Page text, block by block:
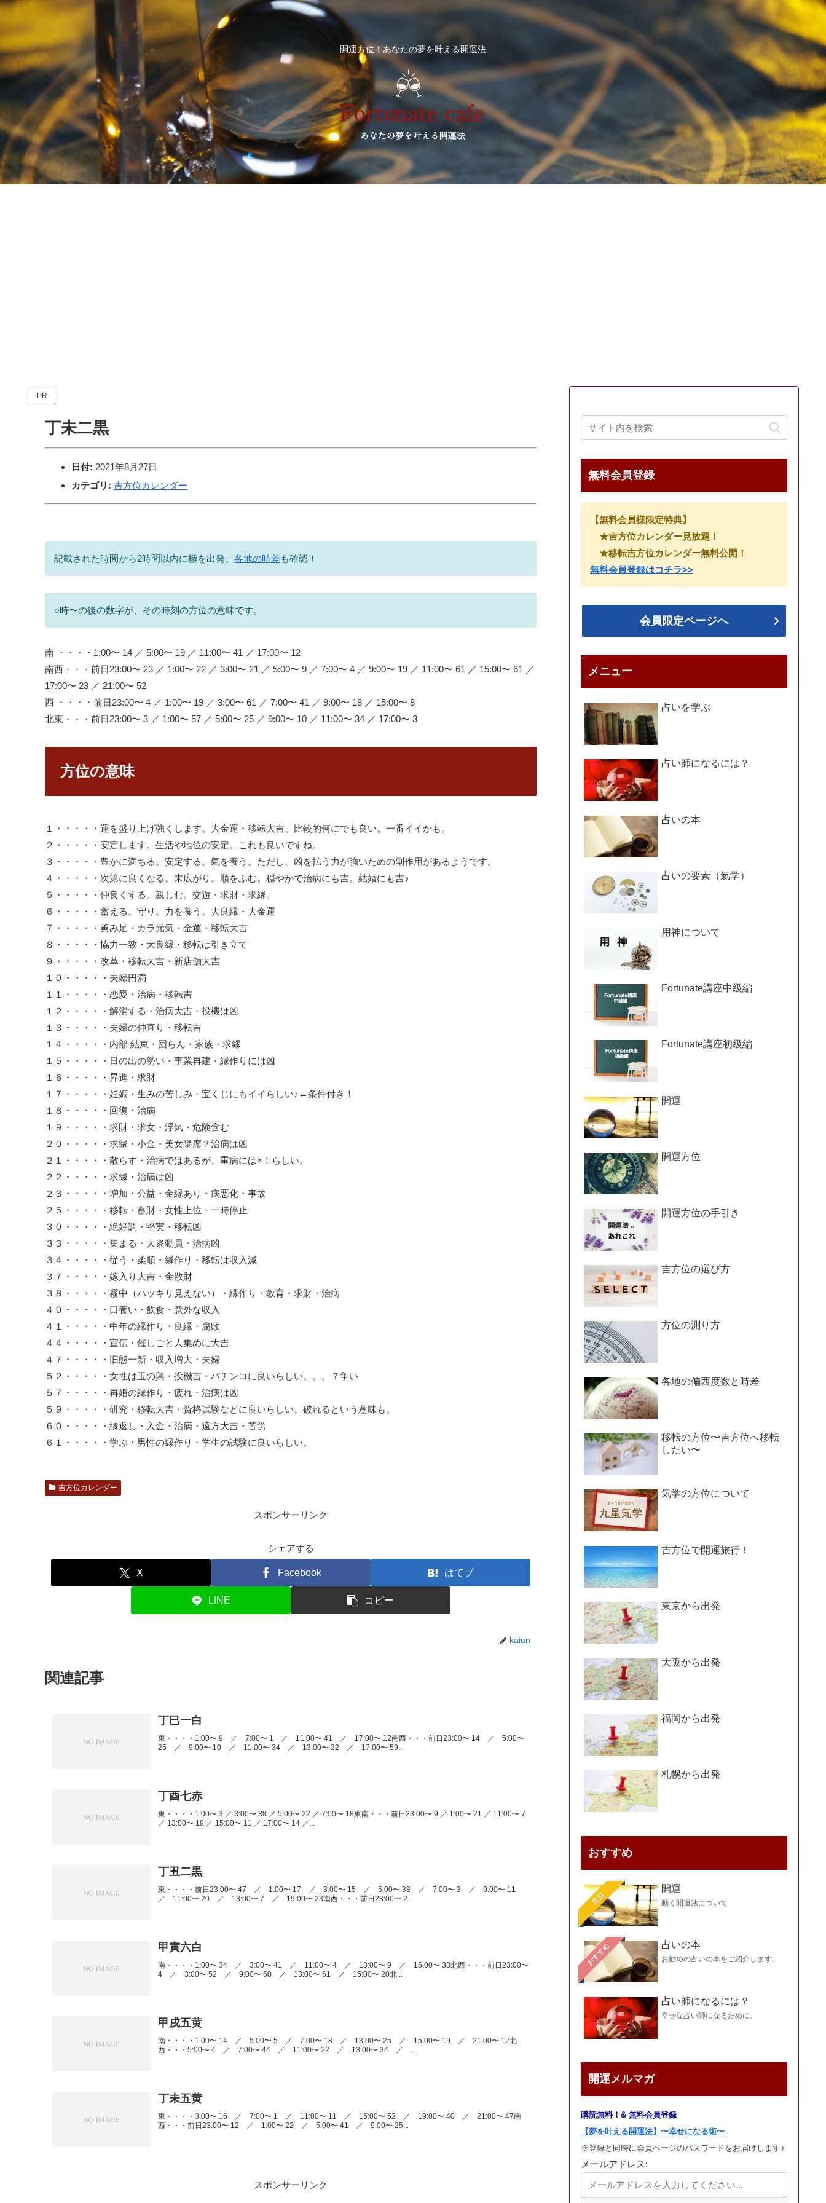
開運方位！あなたの夢を叶える開運法
PR
丁未二黒
日付: 2021年8月27日
カテゴリ: 吉方位カレンダー
記載された時間から2時間以内に極を出発。 各地の時差も確認！
○時〜の後の数字が、その時刻の方位の意味です。
南 ・・・・1:00〜 14 ／ 5:00〜 19 ／ 11:00〜 41 ／ 17:00〜 12
南西・・・前日23:00〜 23 ／ 1:00〜 22 ／ 3:00〜 21 ／ 5:00〜 9 ／ 7:00〜 4 ／ 9:00〜 19 ／ 11:00〜 61 ／ 15:00〜 61 ／
17:00〜 23 ／ 21:00〜 52
西 ・・・・前日23:00〜 4 ／ 1:00〜 19 ／ 3:00〜 61 ／ 7:00〜 41 ／ 9:00〜 18 ／ 15:00〜 8
北東・・・前日23:00〜 3 ／ 1:00〜 57 ／ 5:00〜 25 ／ 9:00〜 10 ／ 11:00〜 34 ／ 17:00〜 3
方位の意味
１・・・・・運を盛り上げ強くします。大金運・移転大吉、比較的何にでも良い。一番イイかも。
２・・・・・安定します。生活や地位の安定。これも良いですね。
３・・・・・豊かに満ちる。安定する。氣を養う。ただし、凶を払う力が強いための副作用があるようです。
４・・・・・次第に良くなる。末広がり。順をふむ。穏やかで治病にも吉。結婚にも吉♪
５・・・・・仲良くする。親しむ。交遊・求財・求縁。
６・・・・・蓄える。守り。力を養う。大良縁・大金運
７・・・・・勇み足・カラ元気・金運・移転大吉
８・・・・・協力一致・大良縁・移転は引き立て
９・・・・・改革・移転大吉・新店舗大吉
１０・・・・・夫婦円満
１１・・・・・恋愛・治病・移転吉
１２・・・・・解消する・治病大吉・投機は凶
１３・・・・・夫婦の仲直り・移転吉
１４・・・・・内部 結束・団らん・家族・求縁
１５・・・・・日の出の勢い・事業再建・縁作りには凶
１６・・・・・昇進・求財
１７・・・・・妊娠・生みの苦しみ・宝くじにもイイらしい♪←条件付き！
１８・・・・・回復・治病
１９・・・・・求財・求女・浮気・危険含む
２０・・・・・求縁・小金・美女隣席？治病は凶
２１・・・・・散らす・治病ではあるが、重病には×！らしい。
２２・・・・・求縁・治病は凶
２３・・・・・増加・公益・金縁あり・病悪化・事故
２５・・・・・移転・蓄財・女性上位・一時停止
３０・・・・・絶好調・堅実・移転凶
３３・・・・・集まる・大衆動員・治病凶
３４・・・・・従う・柔順・縁作り・移転は収入減
３７・・・・・嫁入り大吉・金散財
３８・・・・・霧中（ハッキリ見えない）・縁作り・教育・求財・治病
４０・・・・・口養い・飲食・意外な収入
４１・・・・・中年の縁作り・良縁・腐敗
４４・・・・・宣伝・催しごと人集めに大吉
４７・・・・・旧態一新・収入増大・夫婦
５２・・・・・女性は玉の輿・投機吉・パチンコに良いらしい。。。？争い
５７・・・・・再婚の縁作り・疲れ・治病は凶
５９・・・・・研究・移転大吉・資格試験などに良いらしい。破れるという意味も。
６０・・・・・縁返し・入金・治病・遠方大吉・苦労
６１・・・・・学ぶ・男性の縁作り・学生の試験に良いらしい。
吉方位カレンダー
スポンサーリンク
シェアする
X Facebook はてブ
LINE コピー
kaiun
関連記事
丁巳一白
東・・・・1:00〜 9 ／ 7:00〜 1 ／ 11:00〜 41 ／ 17:00〜 12南西・・・前日23:00〜 14 ／ 5:00〜
25 ／ 9:00〜 10 ／ 11:00〜 34 ／ 13:00〜 22 ／ 17:00〜 59...
丁酉七赤
東・・・・1:00〜 3 ／ 3:00〜 38 ／ 5:00〜 22 ／ 7:00〜 18東南・・・前日23:00〜 9 ／ 1:00〜 21 ／ 11:00〜 7
／ 13:00〜 19 ／ 15:00〜 11 ／ 17:00〜 14 ／...
丁丑二黒
東・・・・前日23:00〜 47 ／ 1:00〜 17 ／ 3:00〜 15 ／ 5:00〜 38 ／ 7:00〜 3 ／ 9:00〜 11
／ 11:00〜 20 ／ 13:00〜 7 ／ 19:00〜 23南西・・・前日23:00〜 2...
甲寅六白
南・・・・1:00〜 34 ／ 3:00〜 41 ／ 11:00〜 4 ／ 13:00〜 9 ／ 15:00〜 38北西・・・前日23:00〜
4 ／ 3:00〜 52 ／ 9:00〜 60 ／ 13:00〜 61 ／ 15:00〜 20北...
甲戌五黄
南・・・・1:00〜 14 ／ 5:00〜 5 ／ 7:00〜 18 ／ 13:00〜 25 ／ 15:00〜 19 ／ 21:00〜 12北
西・・・5:00〜 4 ／ 7:00〜 44 ／ 11:00〜 22 ／ 13:00〜 34 ／ ...
丁未五黄
東・・・・3:00〜 16 ／ 7:00〜 1 ／ 11:00〜 11 ／ 15:00〜 52 ／ 19:00〜 40 ／ 21:00〜 47南
西・・・前日23:00〜 12 ／ 1:00〜 22 ／ 5:00〜 41 ／ 9:00〜 25...
スポンサーリンク
無料会員登録
【無料会員様限定特典】
★吉方位カレンダー見放題！
★移転吉方位カレンダー無料公開！
無料会員登録はコチラ>>
会員限定ページへ
メニュー
占いを学ぶ
占い師になるには？
占いの本
占いの要素（氣学）
用神について
Fortunate講座中級編
Fortunate講座初級編
開運
開運方位
開運方位の手引き
吉方位の選び方
方位の測り方
各地の偏西度数と時差
移転の方位〜吉方位へ移転
したい〜
気学の方位について
吉方位で開運旅行！
東京から出発
大阪から出発
福岡から出発
札幌から出発
おすすめ
注目
開運
動く開運法について
おすすめ 占いの本
お勧めの占いの本をご紹介します。
占い師になるには？
幸せな占い師になるために。
開運メルマガ
購読無料！& 無料会員登録
【夢を叶える開運法】〜幸せになる術〜
※登録と同時に会員ページのパスワードをお届けします♪
メールアドレス: